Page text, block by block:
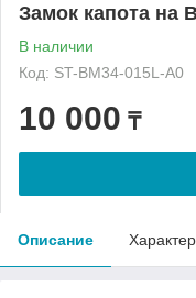
Замок капота на
В наличии
Код: ST-BM34-015L-A0
10 000 ₸
Описание